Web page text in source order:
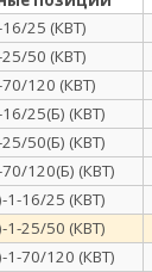
25 (КВТ)
50 (КВТ)
120 (КВТ)
25(Б) (КВТ)
50(Б) (КВТ)
120(Б) (КВТ)
1-16/25 (КВТ)
1-25/50 (КВТ)
1-70/120 (КВТ)